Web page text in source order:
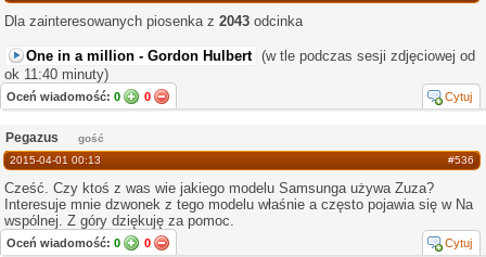
Dla zainteresowanych piosenka z 2043 odcinka
One in a million - Gordon Hulbert (w tle podczas sesji zdjęciowej od
ok 11:40 minuty)
Oceń wiadomość: 0 0 Cytuj
Pegazus
gość
#536
2015-04-01 00:13
Cześć. Czy ktoś z was wie jakiego modelu Samsunga używa Zuza?
Interesuje mnie dzwonek z tego modelu właśnie a często pojawia się w Na
wspólnej. Z góry dziękuję za pomoc.
Oceń wiadomość: 0 0 Cytuj